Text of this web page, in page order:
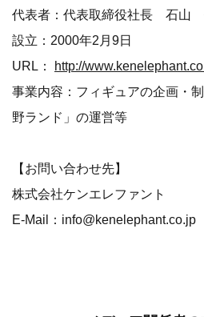
代表者：代表取締役社長 石山
設立：2000年2月9日
URL：
http://
事業内容：フィギュアの企画・
野ランド」の運営等
【お問い合わせ先】
株式会社ケンエレファント
E-Mail：info@kenelephant.co.jp